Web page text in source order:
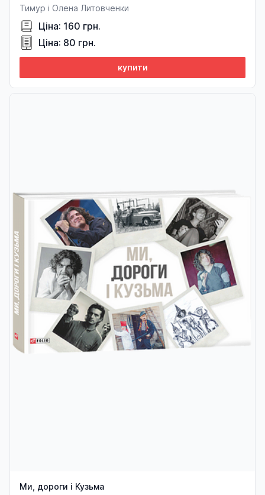
Тимур і Олена Литовченки
Ціна: 160 грн.
Ціна: 80 грн.
купити
Ми, дороги і Кузьма